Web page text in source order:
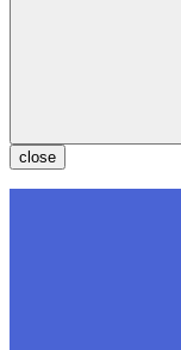
close